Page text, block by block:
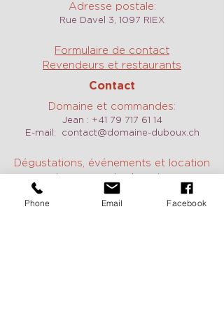
Adresse postale:
Rue Davel 3, 1097 RIEX
Formulaire de contact
Revendeurs et restaurants
Contact
Domaine et commandes:
Jean : +41 79 717 61 14
E-mail:
contact@domaine-duboux.ch
Dégustations, événements et location
du caveau des Langins:
+41 79 785 40 17
E-mail:
caveau@domaine-duboux.ch
Phone Email Facebook